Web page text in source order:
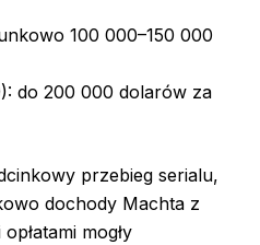
100 000–150 000
do 200 000 dolarów za
przebieg serialu,
dochody Machta z
mogły